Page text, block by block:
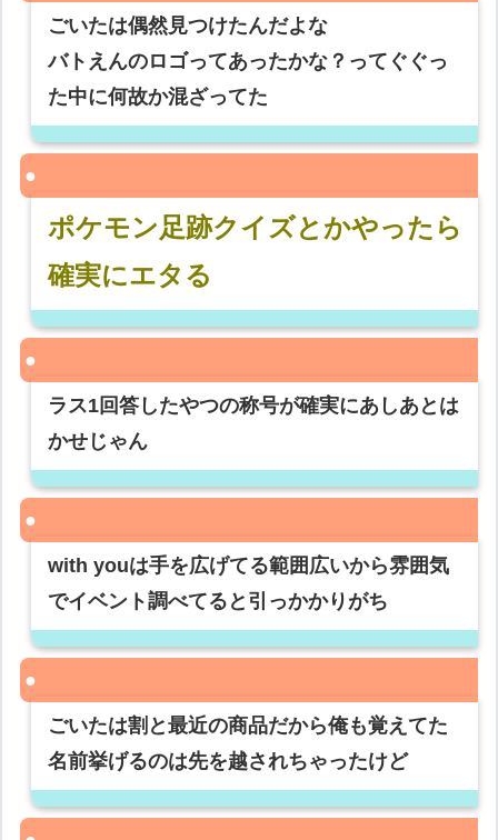
ごいたは偶然見つけたんだよな
バトえんのロゴってあったかな？ってぐぐっ
た中に何故か混ざってた
ポケモン足跡クイズとかやったら
確実にエタる
ラス1回答したやつの称号が確実にあしあとは
かせじゃん
with youは手を広げてる範囲広いから雰囲気
でイベント調べてると引っかかりがち
ごいたは割と最近の商品だから俺も覚えてた
名前挙げるのは先を越されちゃったけど